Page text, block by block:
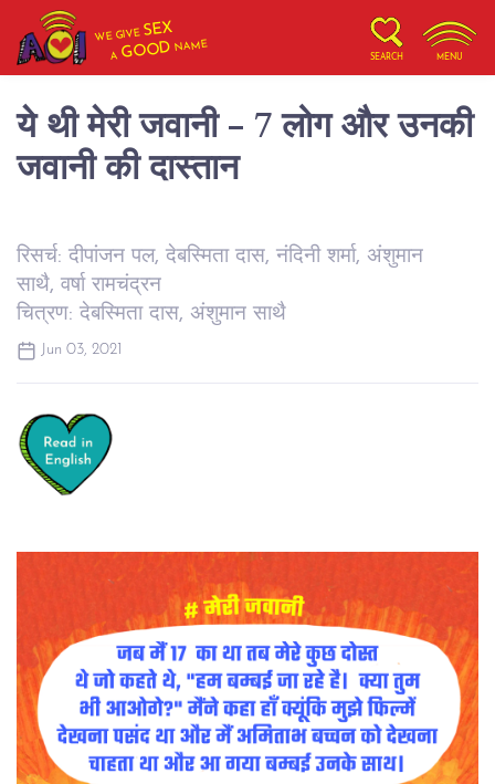
WE GIVESEX
AGOOD NAME
SEARCH MENU
ये थी मेरी जवानी - 7 लोग और उनकी
जवानी की दास्तान
रिसर्च: दीपांजन पल, देबस्मिता दास, नंदिनी शर्मा, अंशुमान
साथै, वर्षा रामचंद्रन
चित्रण: देबस्मिता दास, अंशुमान साथै
Jun 03, 2021